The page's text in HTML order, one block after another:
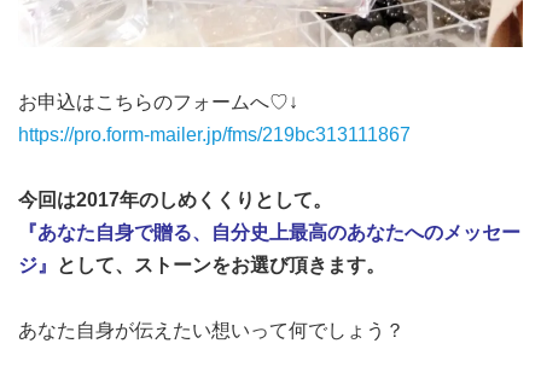
お申込はこちらのフォームへ♡↓
https://pro.form-mailer.jp/fms/219bc313111867
今回は2017年のしめくくりとして。
『あなた自身で贈る、自分史上最高のあなたへのメッセー
ジ』
として、ストーンをお選び頂きます。
あなた自身が伝えたい想いって何でしょう？